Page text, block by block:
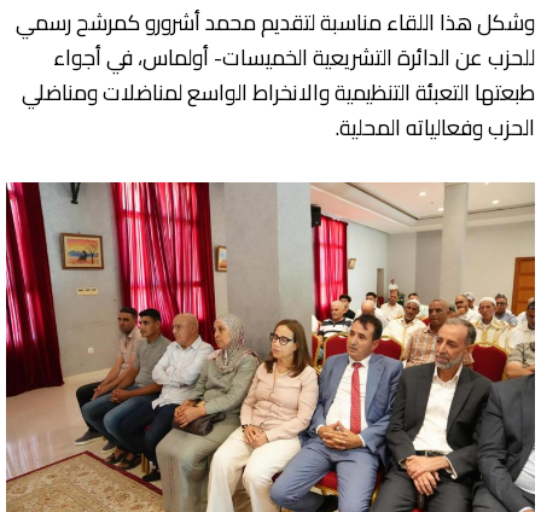
وشكل هذا اللقاء مناسبة لتقديم محمد أشرورو كمرشح رسمي
للحزب عن الدائرة التشريعية الخميسات- أولماس، في أجواء
طبعتها التعبئة التنظيمية والانخراط الواسع لمناضلات ومناضلي
الحزب وفعالياته المحلية.